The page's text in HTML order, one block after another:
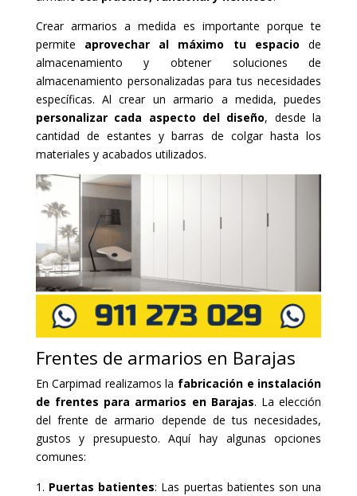
Crear armarios a medida es importante porque te
permite aprovechar al máximo tu espacio de
almacenamiento y obtener soluciones de
almacenamiento personalizadas para tus necesidades
específicas. Al crear un armario a medida, puedes
personalizar cada aspecto del diseño, desde la
cantidad de estantes y barras de colgar hasta los
materiales y acabados utilizados.
Frentes de armarios en Barajas
En Carpimad realizamos la fabricación e instalación
de frentes para armarios en Barajas. La elección
del frente de armario depende de tus necesidades,
gustos y presupuesto. Aquí hay algunas opciones
comunes:
Puertas batientes: Las puertas batientes son una